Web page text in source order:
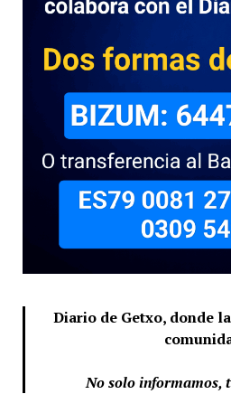
Diario de Getxo, donde
No solo informamos,